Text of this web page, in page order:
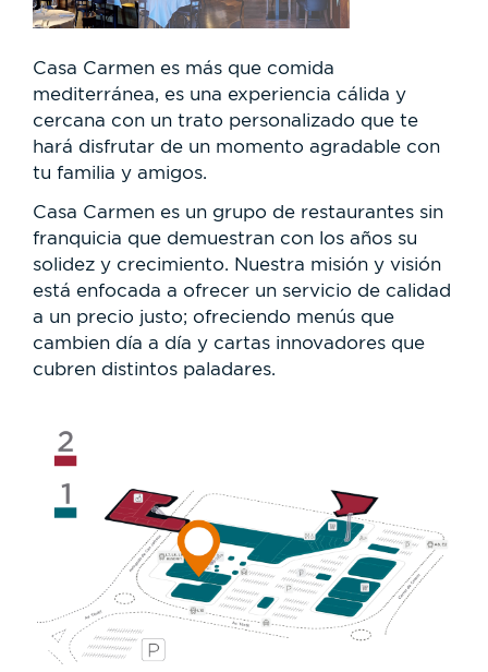
Casa Carmen es más que comida
mediterránea, es una experiencia cálida y
cercana con un trato personalizado que te
hará disfrutar de un momento agradable con
tu familia y amigos.
Casa Carmen es un grupo de restaurantes sin
franquicia que demuestran con los años su
solidez y crecimiento. Nuestra misión y visión
está enfocada a ofrecer un servicio de calidad
a un precio justo; ofreciendo menús que
cambien día a día y cartas innovadores que
cubren distintos paladares.